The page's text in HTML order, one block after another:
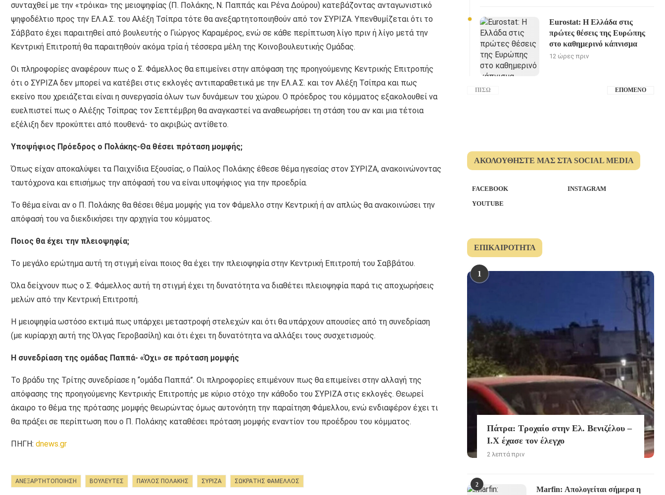
συνταχθεί με την «τρόικα» της μειοψηφίας (Π. Πολάκης, Ν. Παππάς και Ρένα Δούρου) κατεβάζοντας ανταγωνιστικό
ψηφοδέλτιο προς την ΕΛ.Α.Σ. του Αλέξη Τσίπρα τότε θα ανεξαρτητοποιηθούν από τον ΣΥΡΙΖΑ. Υπενθυμίζεται ότι το
Σάββατο έχει παραιτηθεί από βουλευτής ο Γιώργος Καραμέρος, ενώ σε κάθε περίπτωση λίγο πριν ή λίγο μετά την
Κεντρική Επιτροπή θα παραιτηθούν ακόμα τρία ή τέσσερα μέλη της Κοινοβουλευτικής Ομάδας.
Οι πληροφορίες αναφέρουν πως ο Σ. Φάμελλος θα επιμείνει στην απόφαση της προηγούμενης Κεντρικής Επιτροπής
ότι ο ΣΥΡΙΖΑ δεν μπορεί να κατέβει στις εκλογές αντιπαραθετικά με την ΕΛ.Α.Σ. και τον Αλέξη Τσίπρα και πως
εκείνο που χρειάζεται είναι η συνεργασία όλων των δυνάμεων του χώρου. Ο πρόεδρος του κόμματος εξακολουθεί να
ευελπιστεί πως ο Αλέξης Τσίπρας τον Σεπτέμβρη θα αναγκαστεί να αναθεωρήσει τη στάση του αν και μια τέτοια
εξέλιξη δεν προκύπτει από πουθενά- το ακριβώς αντίθετο.
Υποψήφιος Πρόεδρος ο Πολάκης-Θα θέσει πρόταση μομφής;
Όπως είχαν αποκαλύψει τα Παιχνίδια Εξουσίας, ο Παύλος Πολάκης έθεσε θέμα ηγεσίας στον ΣΥΡΙΖΑ, ανακοινώνοντας
ταυτόχρονα και επισήμως την απόφασή του να είναι υποψήφιος για την προεδρία.
Το θέμα είναι αν ο Π. Πολάκης θα θέσει θέμα μομφής για τον Φάμελλο στην Κεντρική ή αν απλώς θα ανακοινώσει την
απόφασή του να διεκδικήσει την αρχηγία του κόμματος.
Ποιος θα έχει την πλειοψηφία;
Το μεγάλο ερώτημα αυτή τη στιγμή είναι ποιος θα έχει την πλειοψηφία στην Κεντρική Επιτροπή του Σαββάτου.
Όλα δείχνουν πως ο Σ. Φάμελλος αυτή τη στιγμή έχει τη δυνατότητα να διαθέτει πλειοψηφία παρά τις αποχωρήσεις
μελών από την Κεντρική Επιτροπή.
Η μειοψηφία ωστόσο εκτιμά πως υπάρχει μεταστροφή στελεχών και ότι θα υπάρχουν απουσίες από τη συνεδρίαση
(με κυρίαρχη αυτή της Όλγας Γεροβασίλη) και ότι έχει τη δυνατότητα να αλλάξει τους συσχετισμούς.
Η συνεδρίαση της ομάδας Παππά- «Όχι» σε πρόταση μομφής
Το βράδυ της Τρίτης συνεδρίασε η “ομάδα Παππά”. Οι πληροφορίες επιμένουν πως θα επιμείνει στην αλλαγή της
απόφασης της προηγούμενης Κεντρικής Επιτροπής με κύριο στόχο την κάθοδο του ΣΥΡΙΖΑ στις εκλογές. Θεωρεί
άκαιρο το θέμα της πρότασης μομφής θεωρώντας όμως αυτονόητη την παραίτηση Φάμελλου, ενώ ενδιαφέρον έχει τι
θα πράξει σε περίπτωση που ο Π. Πολάκης καταθέσει πρόταση μομφής εναντίον του προέδρου του κόμματος.
ΠΗΓΗ: dnews.gr
ΑΝΕΞΑΡΤΗΤΟΠΟΙΗΣΗ ΒΟΥΛΕΥΤΕΣ ΠΑΥΛΟΣ ΠΟΛΑΚΗΣ ΣΥΡΙΖΑ ΣΩΚΡΑΤΗΣ ΦΑΜΕΛΛΟΣ
Eurostat: Η Ελλάδα στις
πρώτες θέσεις της Ευρώπης
στο καθημερινό κάπνισμα
12 ώρες πριν
ΠΊΣΩ ΕΠΌΜΕΝΟ
ΑΚΟΛΟΥΘΉΣΤΕ ΜΑΣ ΣΤΑ SOCIAL MEDIA
FACEBOOK
INSTAGRAM
YOUTUBE
ΕΠΙΚΑΙΡΌΤΗΤΑ
1
Πάτρα: Τροχαίο στην Ελ. Βενιζέλου –
Ι.Χ έχασε τον έλεγχο
2 λεπτά πριν
2
Marfin: Απολογείται σήμερα η